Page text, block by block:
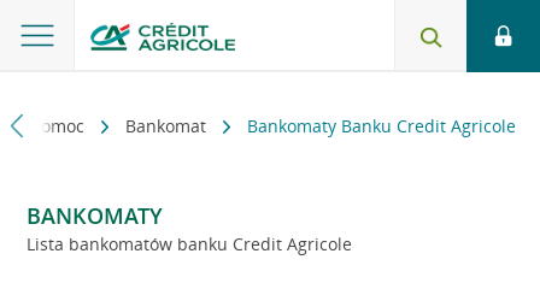
i pomoc Bankomat Bankomaty Banku Credit Agricole
BANKOMATY
Lista bankomatów banku Credit Agricole